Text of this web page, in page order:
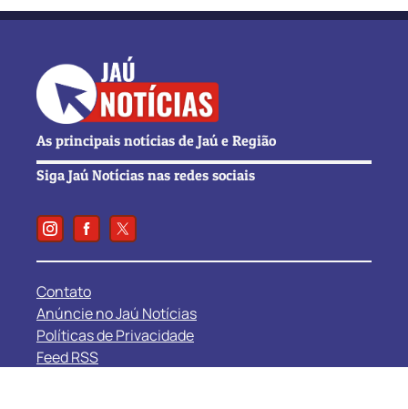
As principais notícias de Jaú e Região
Siga Jaú Notícias nas redes sociais
Contato
Anúncie no Jaú Notícias
Políticas de Privacidade
Feed RSS